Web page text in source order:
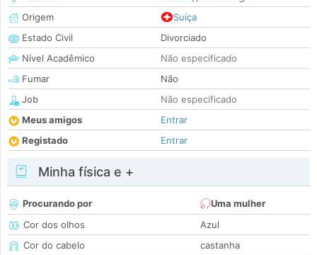
Origem
Suíça
Estado Civil
Divorciado
Nível Acadêmico
Não especificado
Fumar
Não
Job
Não especificado
Meus amigos
Entrar
Registado
Entrar
Minha física e +
Procurando por
Uma mulher
Cor dos olhos
Azul
Cor do cabelo
castanha